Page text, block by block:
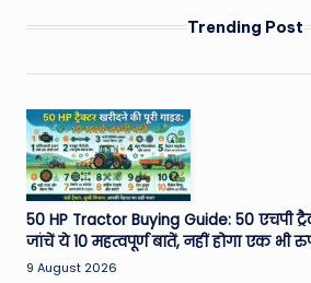
Trending Post
50 HP Tractor Buying Guide: 50 एचपी
जांचें ये 10 महत्वपूर्ण बातें, नहीं होगा एक
9 August 2026